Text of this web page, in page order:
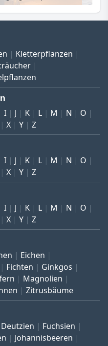
Kletterpflanzen
I J K L M N
O
X Y Z
I J K L M N
O
X Y Z
I J K L M N
O
X Y Z
Eichen
Fichten
Ginkgos
Magnolien
Zitrusbäume
Deutzien
Fuchsien
Johannisbeeren